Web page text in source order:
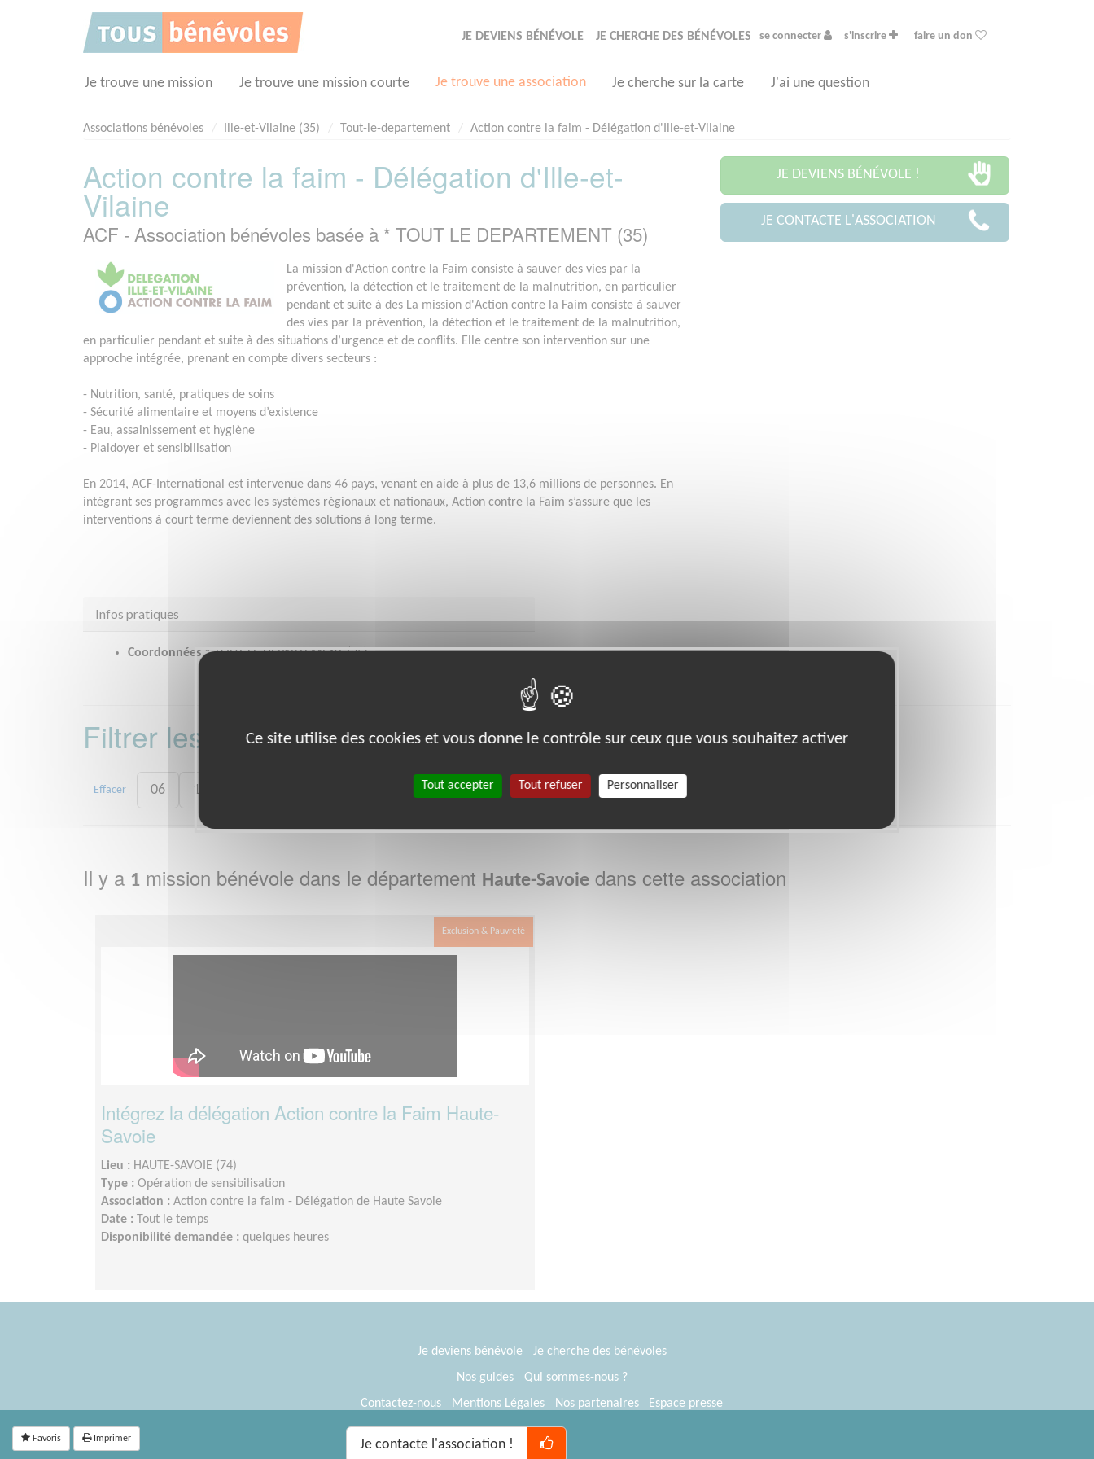
JE DEVIENS BÉNÉVOLE JE CHERCHE DES BÉNÉVOLES se connecter s'inscrire faire un don
Je trouve une mission Je trouve une mission courte Je trouve une association Je cherche sur la carte J'ai une question
Associations bénévoles Ille-et-Vilaine (35) Tout-le-departement Action contre la faim - Délégation d'Ille-et-Vilaine
Action contre la faim - Délégation d'Ille-et-
Vilaine
ACF - Association bénévoles basée à * TOUT LE DEPARTEMENT (35)
La mission d'Action contre la Faim consiste à sauver des vies par la
prévention, la détection et le traitement de la malnutrition, en particulier
pendant et suite à des La mission d'Action contre la Faim consiste à sauver
des vies par la prévention, la détection et le traitement de la malnutrition,
en particulier pendant et suite à des situations d’urgence et de conflits. Elle centre son intervention sur une
approche intégrée, prenant en compte divers secteurs :
- Nutrition, santé, pratiques de soins
- Sécurité alimentaire et moyens d’existence
- Eau, assainissement et hygiène
- Plaidoyer et sensibilisation
En 2014, ACF-International est intervenue dans 46 pays, venant en aide à plus de 13,6 millions de personnes. En
intégrant ses programmes avec les systèmes régionaux et nationaux, Action contre la Faim s’assure que les
interventions à court terme deviennent des solutions à long terme.
JE DEVIENS BÉNÉVOLE !
JE CONTACTE L'ASSOCIATION
Infos pratiques
Coordonnées* TOUT LE DEPARTEMENT (35)
Filtrer les missions bénévoles par département :
Effacer 06 13 38 44 49 63 67 69
Il y a 1 mission bénévole dans le département Haute-Savoie dans cette association
Exclusion & Pauvreté
Intégrez la délégation Action contre la Faim Haute-
Savoie
Lieu : HAUTE-SAVOIE (74)
Type : Opération de sensibilisation
Association : Action contre la faim - Délégation de Haute Savoie
Date :
Tout le temps
Disponibilité demandée : quelques heures
Favoris Imprimer Je contacte l'association !
Je deviens bénévole
Je cherche des bénévoles
Nos guides
Qui sommes-nous ?
Contactez-nous
Mentions Légales Nos partenaires
Espace presse
® Tous Bénévoles 2012-2026
Ce site utilise des cookies et vous donne le contrôle sur ceux que vous souhaitez activer
Tout accepter Tout refuser Personnaliser